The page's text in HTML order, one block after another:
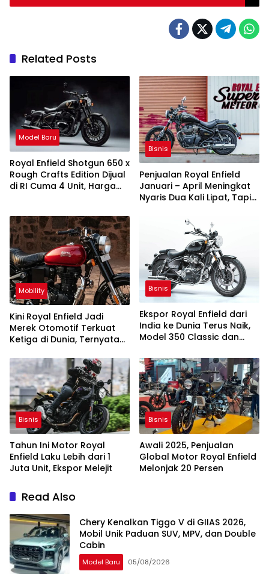
Related Posts
Model Baru
Royal Enfield Shotgun 650 x
Rough Crafts Edition Dijual
di RI Cuma 4 Unit, Harga
Bisnis
Penjualan Royal Enfield
Januari – April Meningkat
Nyaris Dua Kali Lipat, Tapi
Mobility
Kini Royal Enfield Jadi
Merek Otomotif Terkuat
Ketiga di Dunia, Ternyata
Bisnis
Ekspor Royal Enfield dari
India ke Dunia Terus Naik,
Model 350 Classic dan
Bisnis
Tahun Ini Motor Royal
Enfield Laku Lebih dari 1
Juta Unit, Ekspor Melejit
Bisnis
Awali 2025, Penjualan
Global Motor Royal Enfield
Melonjak 20 Persen
Read Also
Chery Kenalkan Tiggo V di GIIAS 2026,
Mobil Unik Paduan SUV, MPV, dan Double
Cabin
Model Baru 05/08/2026